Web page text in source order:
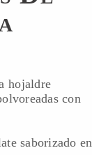
hojaldre
con
saborizado en